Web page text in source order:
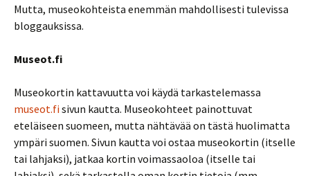
Mutta, museokohteista enemmän mahdollisesti tulevissa
bloggauksissa.
Museot.fi
Museokortin kattavuutta voi käydä tarkastelemassa
museot.fisivun kautta. Museokohteet painottuvat
eteläiseen suomeen, mutta nähtävää on tästä huolimatta
ympäri suomen. Sivun kautta voi ostaa museokortin (itselle
tai lahjaksi), jatkaa kortin voimassaoloa (itselle tai